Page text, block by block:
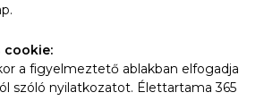
cookie:
a figyelmeztető ablakban elfogadja
szóló nyilatkozatot. Élettartama 365